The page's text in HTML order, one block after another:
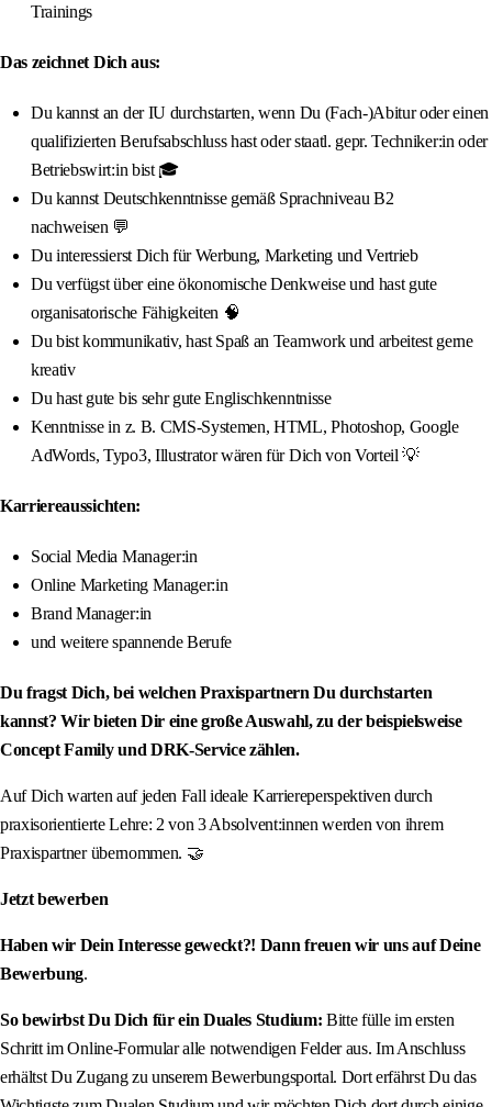
Trainings
Das zeichnet Dich aus:
Du kannst an der IU durchstarten, wenn Du (Fach-)Abitur oder einen
qualifizierten Berufsabschluss hast oder staatl. gepr. Techniker:in oder
Betriebswirt:in bist 🎓
Du kannst Deutschkenntnisse gemäß Sprachniveau B2
nachweisen 💬
Du interessierst Dich für Werbung, Marketing und Vertrieb
Du verfügst über eine ökonomische Denkweise und hast gute
organisatorische Fähigkeiten 🧠
Du bist kommunikativ, hast Spaß an Teamwork und arbeitest gerne
kreativ
Du hast gute bis sehr gute Englischkenntnisse
Kenntnisse in z. B. CMS-Systemen, HTML, Photoshop, Google
AdWords, Typo3, Illustrator wären für Dich von Vorteil 💡
Karriereaussichten:
Social Media Manager:in
Online Marketing Manager:in
Brand Manager:in
und weitere spannende Berufe
Du fragst Dich, bei welchen Praxispartnern Du durchstarten
kannst? Wir bieten Dir eine große Auswahl, zu der beispielsweise
Concept Family und DRK-Service zählen.
Auf Dich warten auf jeden Fall ideale Karriereperspektiven durch
praxisorientierte Lehre: 2 von 3 Absolvent:innen werden von ihrem
Praxispartner übernommen. 🤝
Jetzt bewerben
Haben wir Dein Interesse geweckt?! Dann freuen wir uns auf Deine
Bewerbung.
So bewirbst Du Dich für ein Duales Studium: Bitte fülle im ersten
Schritt im Online-Formular alle notwendigen Felder aus. Im Anschluss
erhältst Du Zugang zu unserem Bewerbungsportal. Dort erfährst Du das